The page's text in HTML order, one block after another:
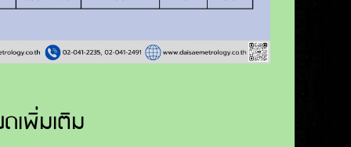
เพิ่มเติม